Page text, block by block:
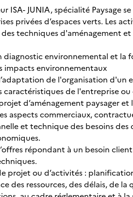
ISA- JUNIA, spécialité
privées d’espaces verts. Les
techniques d'aménagement
diagnostic environnemental et
impacts environnementaux
de l'organisation
caractéristiques de l'entreprise
d’aménagement paysager
aspects commerciaux,
et technique des besoins
répondant à un besoin
projet ou d’activités :
des ressources, des délais, de